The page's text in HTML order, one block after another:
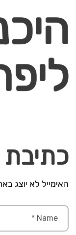
כתיבת
האימייל לא יוצג